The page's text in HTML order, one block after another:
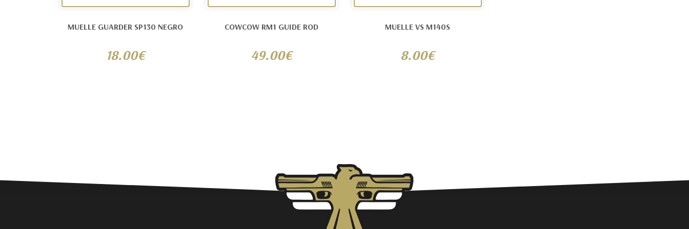
MUELLE GUARDER SP130 NEGRO
18.00€
COWCOW RM1 GUIDE ROD
49.00€
MUELLE VS M140S
8.00€